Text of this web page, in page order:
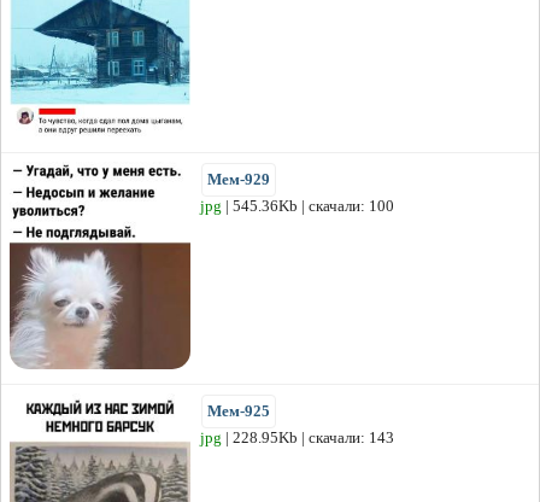
Мем-929
jpg | 545.36Kb | скачали: 100
Мем-925
jpg | 228.95Kb | скачали: 143